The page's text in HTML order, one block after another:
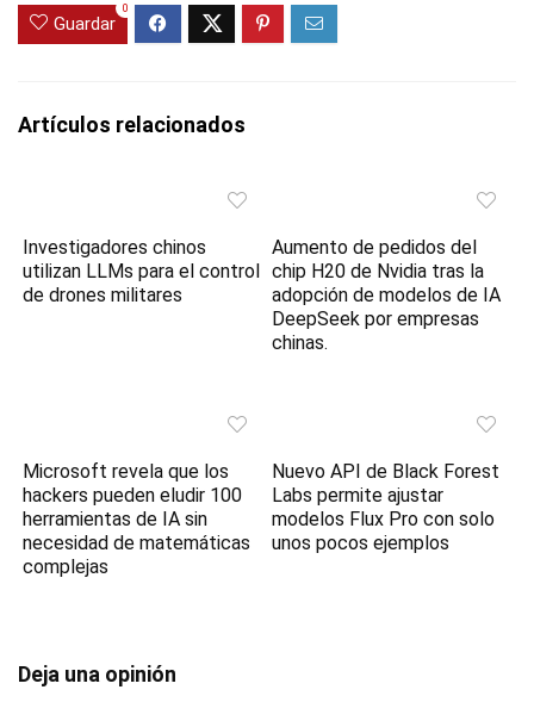
Guardar
0
Artículos relacionados
Investigadores chinos
utilizan LLMs para el control
de drones militares
Aumento de pedidos del
chip H20 de Nvidia tras la
adopción de modelos de IA
DeepSeek por empresas
chinas.
Microsoft revela que los
hackers pueden eludir 100
herramientas de IA sin
necesidad de matemáticas
complejas
Nuevo API de Black Forest
Labs permite ajustar
modelos Flux Pro con solo
unos pocos ejemplos
Deja una opinión